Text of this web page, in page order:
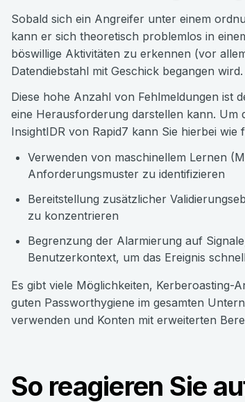
Sobald sich ein Angreifer unter einem
kann er sich theoretisch problemlos in
böswillige Aktivitäten zu erkennen (vor
Datendiebstahl mit Geschick begangen wird.
Diese hohe Anzahl von Fehlmeldungen ist
eine Herausforderung darstellen kann.
InsightIDR von Rapid7 kann Sie hierbei wie
Verwenden von maschinellem Lernen
Anforderungsmuster zu identifizieren
Bereitstellung zusätzlicher
zu konzentrieren
Begrenzung der Alarmierung auf
Benutzerkontext, um das Ereignis
Es gibt viele Möglichkeiten, Kerberoasting-
guten Passworthygiene im gesamten
verwenden und Konten mit erweiterten
So reagieren Sie